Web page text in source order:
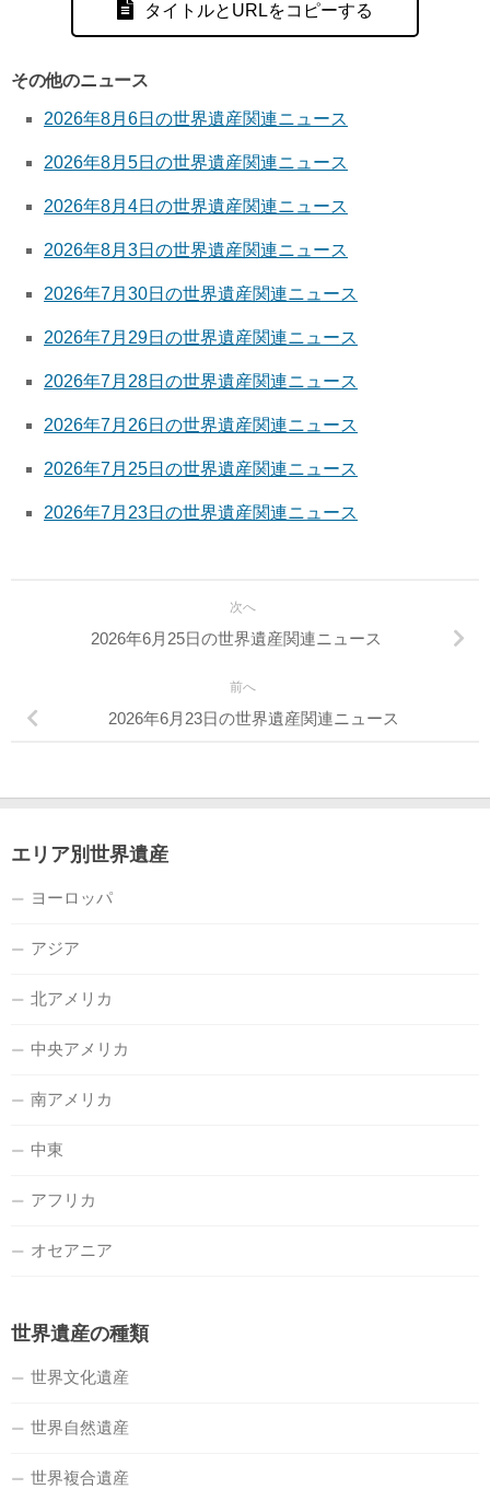
タイトルとURLをコピーする
その他のニュース
2026年8月6日の世界遺産関連ニュース
2026年8月5日の世界遺産関連ニュース
2026年8月4日の世界遺産関連ニュース
2026年8月3日の世界遺産関連ニュース
2026年7月30日の世界遺産関連ニュース
2026年7月29日の世界遺産関連ニュース
2026年7月28日の世界遺産関連ニュース
2026年7月26日の世界遺産関連ニュース
2026年7月25日の世界遺産関連ニュース
2026年7月23日の世界遺産関連ニュース
次へ
2026年6月25日の世界遺産関連ニュース
前へ
2026年6月23日の世界遺産関連ニュース
エリア別世界遺産
ヨーロッパ
アジア
北アメリカ
中央アメリカ
南アメリカ
中東
アフリカ
オセアニア
世界遺産の種類
世界文化遺産
世界自然遺産
世界複合遺産